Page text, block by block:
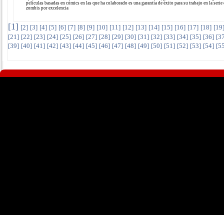
películas basadas en cómics en las que ha colaborado es una garantía de éxito para su trabajo en la serie
zombis por excelencia
[1] [2] [3] [4] [5] [6] [7] [8] [9] [10] [11] [12] [13] [14] [15] [16] [17] [18] [19]
[21] [22] [23] [24] [25] [26] [27] [28] [29] [30] [31] [32] [33] [34] [35] [36] [
[39] [40] [41] [42] [43] [44] [45] [46] [47] [48] [49] [50] [51] [52] [53] [54] [